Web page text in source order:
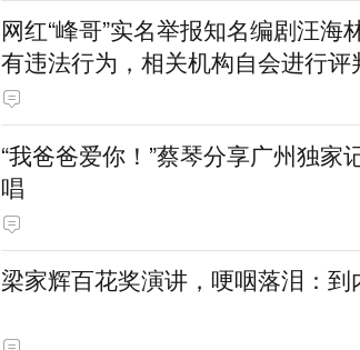
网红“峰哥”实名举报知名编剧汪
有违法行为，相关机构自会进行
一一回应
“我爸爸爱你！”蔡琴分享广州独
唱
梁家辉百花奖演讲，哽咽落泪：